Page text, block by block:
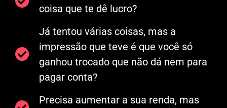
coisa que te dê lucro?
Já tentou várias coisas, mas a
impressão que teve é que você só
ganhou trocado que não dá nem para
pagar conta?
Precisa aumentar a sua renda, mas